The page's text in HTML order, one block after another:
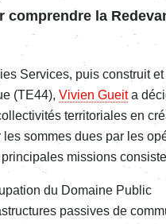
la
Services, puis construit
(TE44), Vivien Gueita
terri­to­riales en
sommes dues par les
missions
du Domaine Public
passives de